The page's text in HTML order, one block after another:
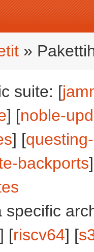
»
suite: [
] [noble-
] [
backports
specific
] [riscv64] [